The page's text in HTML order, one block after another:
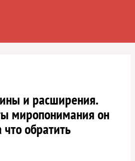
и расширения.
миропонимания он
обратить